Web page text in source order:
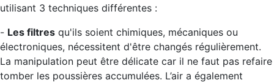
utilisant 3 techniques différentes :
- Les filtres qu'ils soient chimiques, mécaniques ou
électroniques, nécessitent d'être changés régulièrement.
La manipulation peut être délicate car il ne faut pas refaire
tomber les poussières accumulées. L’air a également